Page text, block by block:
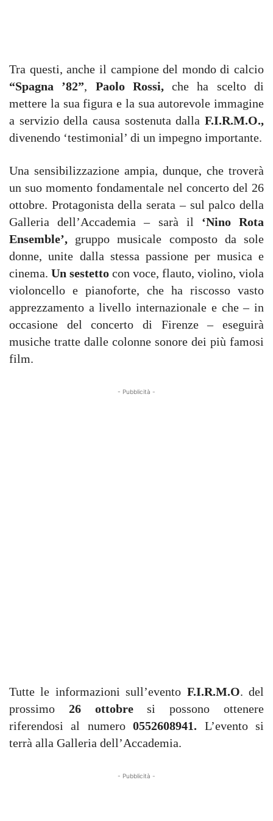
Tra questi, anche il campione del mondo di calcio
“Spagna ’82”, Paolo Rossi,che ha scelto di
mettere la sua figura e la sua autorevole immagine
a servizio della causa sostenuta dalla F.I.R.M.O.,
divenendo ‘testimonial’ di un impegno importante.
Una sensibilizzazione ampia, dunque, che troverà
un suo momento fondamentale nel concerto del 26
ottobre. Protagonista della serata – sul palco della
Galleria dell’Accademia – sarà il ‘Nino Rota
Ensemble’, gruppo musicale composto da sole
donne, unite dalla stessa passione per musica e
cinema. Un sestetto con voce, flauto, violino, viola
violoncello e pianoforte, che ha riscosso vasto
apprezzamento a livello internazionale e che – in
occasione del concerto di Firenze – eseguirà
musiche tratte dalle colonne sonore dei più famosi
film.
- Pubblicità -
Tutte le informazioni sull’evento F.I.R.M.O. del
prossimo 26 ottobresi possono ottenere
riferendosi al numero0552608941. L’evento si
terrà alla Galleria dell’Accademia.
- Pubblicità -